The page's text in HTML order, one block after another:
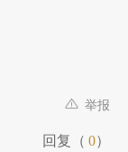
举报
回复（ 0）